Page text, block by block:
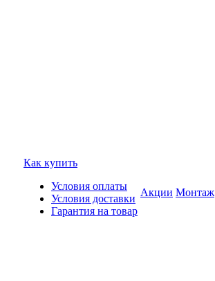
Как купить
Условия оплаты
Условия доставки
Гарантия на товар
Акции Монтаж